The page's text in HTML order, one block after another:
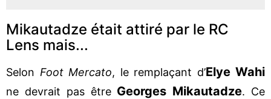
Mikautadze était attiré par le RC
Lens mais...
Selon Foot Mercato, le remplaçant d’Elye Wahi
ne devrait pas être Georges Mikautadze. Ce